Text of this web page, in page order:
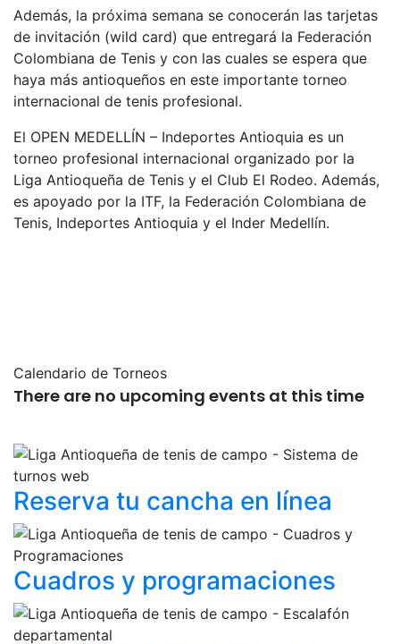
Además, la próxima semana se conocerán las tarjetas
de invitación (wild card) que entregará la Federación
Colombiana de Tenis y con las cuales se espera que
haya más antioqueños en este importante torneo
internacional de tenis profesional.
El OPEN MEDELLÍN – Indeportes Antioquia es un
torneo profesional internacional organizado por la
Liga Antioqueña de Tenis y el Club El Rodeo. Además,
es apoyado por la ITF, la Federación Colombiana de
Tenis, Indeportes Antioquia y el Inder Medellín.
Calendario de Torneos
There are no upcoming events at this time
Reserva tu cancha en línea
Cuadros y programaciones